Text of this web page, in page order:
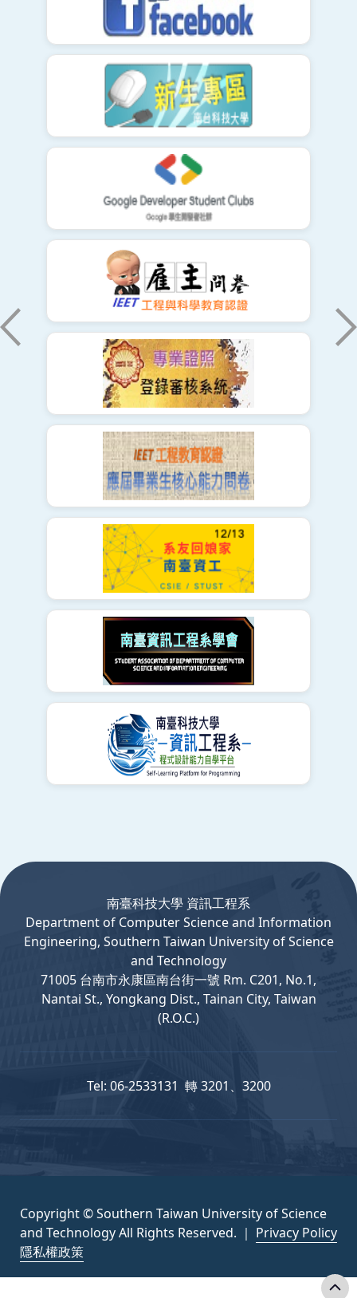
南臺科技大學 資訊工程系
Departmentof ComputerScience and Information
Engineering, Southern Taiwan University of Science
and Technology
71005 台南市永康區南台街一號 Rm. C201, No.1,
Nantai St., Yongkang Dist., Tainan City, Taiwan
(R.O.C.)
Tel: 06-2533131 轉 3201、3200
Copyright © Southern Taiwan University of Science
and Technology All Rights Reserved. ｜ Privacy Policy
隱私權政策